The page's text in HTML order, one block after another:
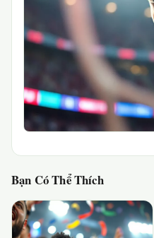
Bạn Có Thể Thích